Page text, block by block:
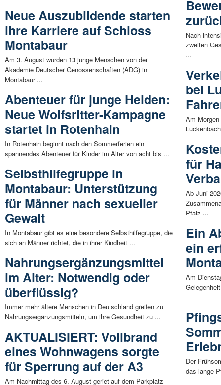
Neue Auszubildende starten
ihre Karriere auf Schloss
Montabaur
Am 3. August wurden 13 junge Menschen von der
Akademie Deutscher Genossenschaften (ADG) in
Montabaur ...
Abenteuer für junge Helden:
Neue Wolfsritter-Kampagne
startet in Rotenhain
In Rotenhain beginnt nach den Sommerferien ein
spannendes Abenteuer für Kinder im Alter von acht bis ...
Selbsthilfegruppe in
Montabaur: Unterstützung
für Männer nach sexueller
Gewalt
In Montabaur gibt es eine besondere Selbsthilfegruppe, die
sich an Männer richtet, die in ihrer Kindheit ...
Nahrungsergänzungsmittel
im Alter: Notwendig oder
überflüssig?
Immer mehr ältere Menschen in Deutschland greifen zu
Nahrungsergänzungsmitteln, um ihre Gesundheit zu ...
AKTUALISIERT: Vollbrand
eines Wohnwagens sorgte
für Sperrung auf der A3
Am Nachmittag des 6. August geriet auf dem Parkplatz
Nach
zweiten
...
bei
Am
für
Ab Juni
Pfalz ...
Ein
ein
Am
...
Der
das lange